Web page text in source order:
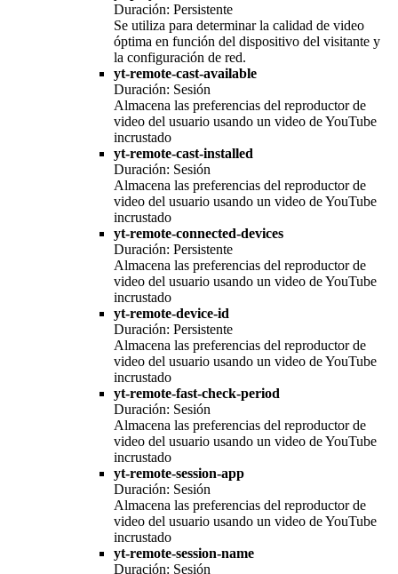
Duración: Persistente
Se utiliza para determinar la calidad de video
óptima en función del dispositivo del visitante y
la configuración de red.
yt-remote-cast-available
Duración: Sesión
Almacena las preferencias del reproductor de
video del usuario usando un video de YouTube
incrustado
yt-remote-cast-installed
Duración: Sesión
Almacena las preferencias del reproductor de
video del usuario usando un video de YouTube
incrustado
yt-remote-connected-devices
Duración: Persistente
Almacena las preferencias del reproductor de
video del usuario usando un video de YouTube
incrustado
yt-remote-device-id
Duración: Persistente
Almacena las preferencias del reproductor de
video del usuario usando un video de YouTube
incrustado
yt-remote-fast-check-period
Duración: Sesión
Almacena las preferencias del reproductor de
video del usuario usando un video de YouTube
incrustado
yt-remote-session-app
Duración: Sesión
Almacena las preferencias del reproductor de
video del usuario usando un video de YouTube
incrustado
yt-remote-session-name
Duración: Sesión